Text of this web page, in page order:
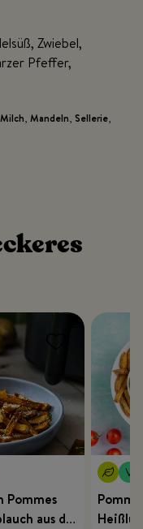
Zwiebel,
Pfeffer,
Milch, Mandeln, Sellerie,
Pommes
aus der